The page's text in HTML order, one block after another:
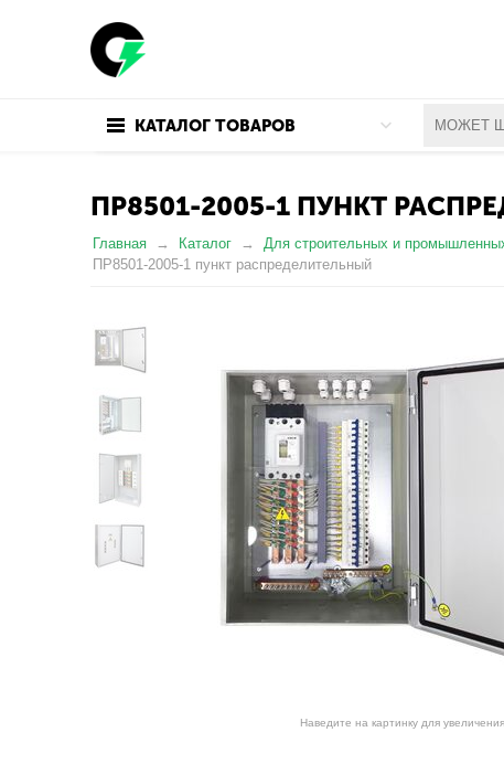
КАТАЛОГ ТОВАРОВ
ПР8501-2005-1 ПУНКТ
Главная Каталог Для строительных и
ПР8501-2005-1 пункт распределительный
Наведите на картинку для увеличения